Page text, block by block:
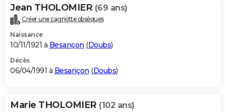
Jean THOLOMIER (69 ans)
Créer une cagnotte obsèques
Naissance
10/11/1921 à Besançon (Doubs)
Décès
06/04/1991 à Besançon (Doubs)
Marie THOLOMIER (102 ans)